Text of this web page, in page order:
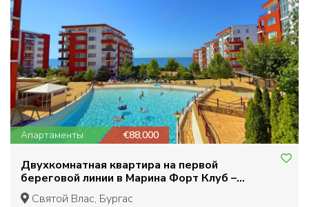
Апартаменты €88,000
Двухкомнатная квартира на первой
береговой линии в Марина Форт Клуб –
Святой Влас
Святой Влас, Бургас